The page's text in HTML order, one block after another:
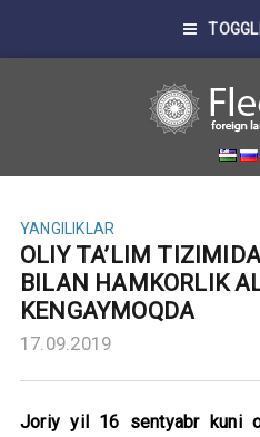
YANGILIKLAR
OLIY TA’LIM
BILAN HAMKORLIK
KENGAYMOQDA
17.09.2019
Joriy yil 16 sentyabr kuni